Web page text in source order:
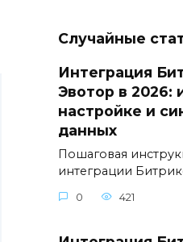
Случайные
Интеграция
Эвотор в 2026:
настройке и
данных
Пошаговая
интеграции
0 421